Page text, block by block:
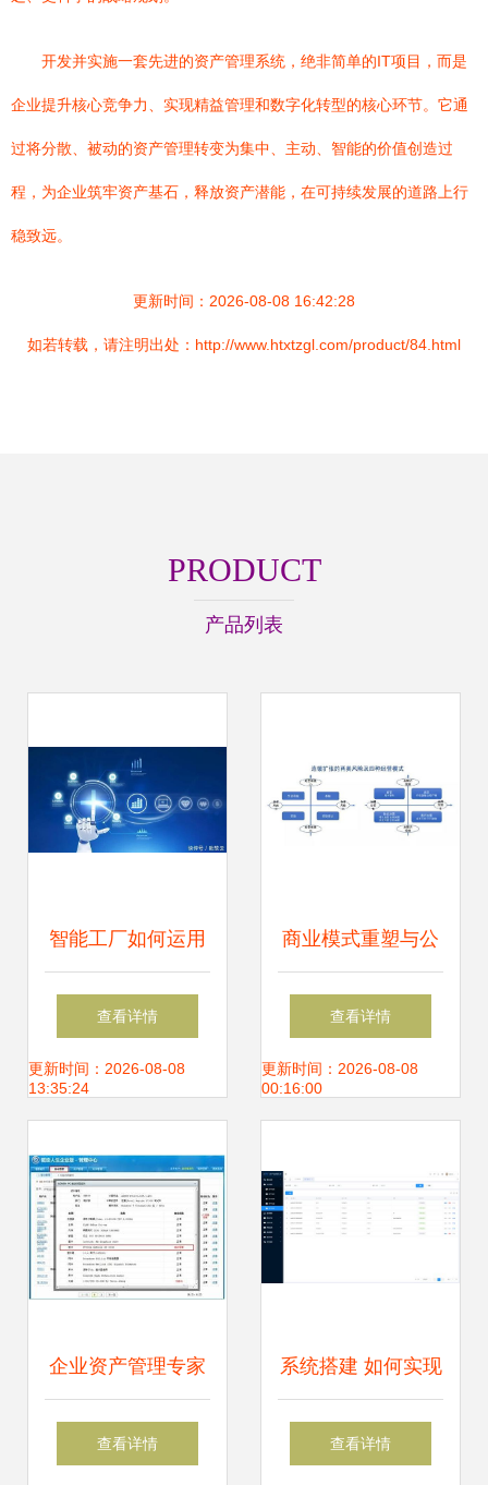
开发并实施一套先进的资产管理系统，绝非简单的IT项目，而是
企业提升核心竞争力、实现精益管理和数字化转型的核心环节。它通
过将分散、被动的资产管理转变为集中、主动、智能的价值创造过
程，为企业筑牢资产基石，释放资产潜能，在可持续发展的道路上行
稳致远。
更新时间：2026-08-08 16:42:28
如若转载，请注明出处：http://www.htxtzgl.com/product/84.html
PRODUCT
产品列表
智能工厂如何运用
可视化进行设备管
理?
查看详情
更新时间：2026-08-08
13:35:24
商业模式重塑与公
司价值创新 企业资
产管理的新视角
查看详情
更新时间：2026-08-08
00:16:00
企业资产管理专家
驱动人生企业版抢
查看详情
系统搭建 如何实现
企业资产管理效率
查看详情